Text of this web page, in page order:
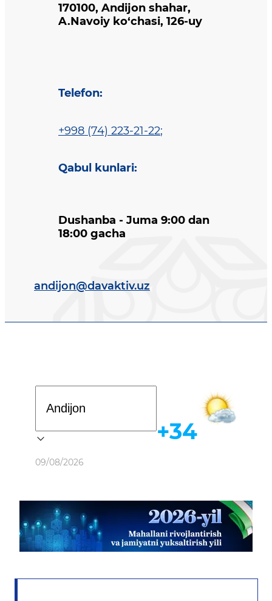
170100, Andijon shahar,
A.Navoiy ko‘chasi, 126-uy
Telefon:
+998 (74) 223-21-22;
Qabul kunlari:
Dushanba - Juma 9:00 dan
18:00 gacha
andijon@davaktiv.uz
Ob-havo
09/08/2026
+34